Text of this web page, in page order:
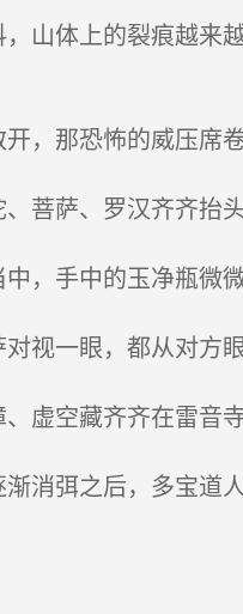
山体上的裂痕越来
，那恐怖的威压席
菩萨、罗汉齐齐抬
，手中的玉净瓶微
视一眼，都从对方
虚空藏齐齐在雷音
消弭之后，多宝道